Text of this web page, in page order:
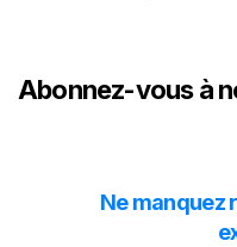
Abonnez-vous à
Ne manquez